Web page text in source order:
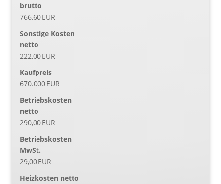
brutto
766,60 EUR
Sonstige Kosten
netto
222,00 EUR
Kaufpreis
670.000 EUR
Betriebskosten
netto
290,00 EUR
Betriebskosten
MwSt.
29,00 EUR
Heizkosten netto